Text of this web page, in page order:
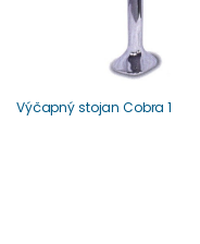
Výčapný stojan Cobra 1